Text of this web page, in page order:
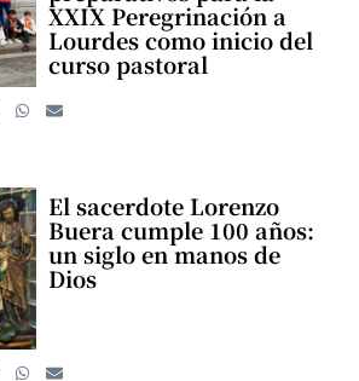
XXIX Peregrinación a
Lourdes como inicio del
curso pastoral
El sacerdote Lorenzo
Buera cumple 100 años:
un siglo en manos de
Dios